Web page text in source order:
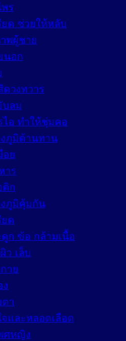
ร
ด ช่วยให้หลับ
พผู้ชาย
นอก
วงทวาร
ลม
ไอ ทำให้ชุ่มคอ
ภูมิต้านทาน
อย
าร
ติก
งภูมิคุ้มกัน
ด
ก ข้อ กล้ามเนื้อ
ว เล็บ
าย
า
และหลอดเลือด
ศหญิง